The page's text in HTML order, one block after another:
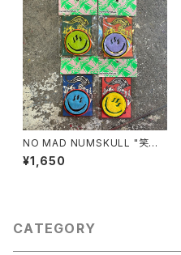
NO MAD NUMSKULL "笑温
泉 FELT WAPPEN"
¥1,650
CATEGORY